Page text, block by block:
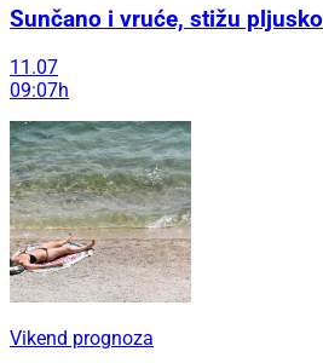
Sunčano i vruće, stižu
11.07
09:07h
Vikend prognoza